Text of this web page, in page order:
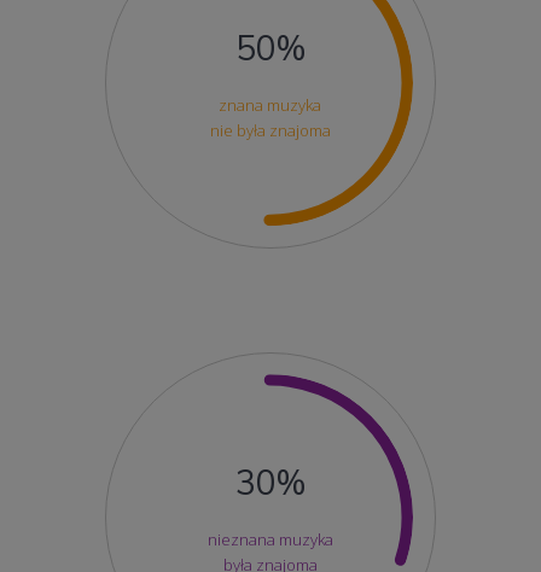
50%
znana muzyka
nie była znajoma
30%
nieznana muzyka
była znajoma